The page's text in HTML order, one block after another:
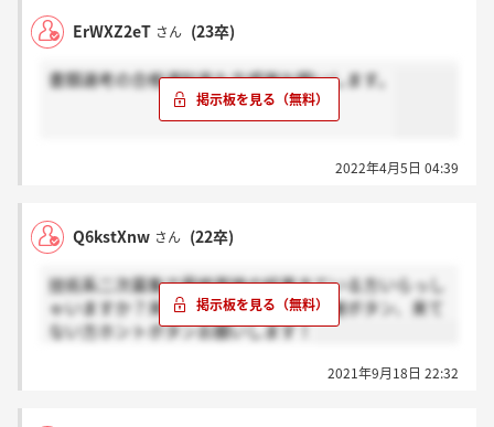
まだ来てない方はホントボタンお願いします。
ErWXZ2eT さん (23卒)
書類選考の合格通知来た方感謝お願いします。
2022年4月5日 04:39
Q6kstXnw さん (22卒)
技術系二次募集で最終面接の結果きている方いらっし
ゃいますか？来ている方いましたら感謝ボタン、来て
ない方ホントボタンお願いします！
2021年9月18日 22:32